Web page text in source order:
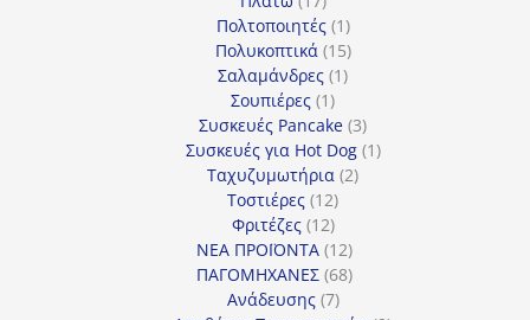
προϊόντα
Πολτοποιητές 11
προϊόν
Πολυκοπτικά 1515
προϊόντα
Σαλαμάνδρες 11
Σουπιέρες 11
προϊόν
Συσκευές Pancake 33
προϊόντα
Συσκευές για Hot Dog 11
Ταχυζυμωτήρια 22
Τοστιέρες 1212
προϊόντα
Φριτέζες 1212
προϊόντα
ΝΕΑ ΠΡΟΪΟΝΤΑ 1212
προϊόντα
ΠΑΓΟΜΗΧΑΝΕΣ 6868
Ανάδευσης 77